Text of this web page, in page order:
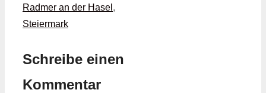
Radmer an der Hasel ,
Steiermark
Schreibe einen
Kommentar